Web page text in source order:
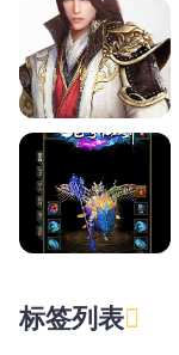
标签列表